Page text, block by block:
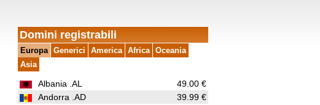
Domini registrabili
Europa Generici America Africa Oceania
Asia
Albania .AL
49.00 €
Andorra .AD
39.99 €